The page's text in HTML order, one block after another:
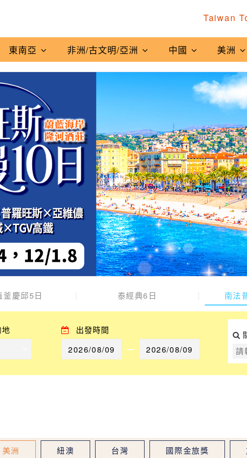
Taiwan
東南亞 非洲/古文明/亞洲 中國 美洲
釜慶邱5日 泰經典6日 南法
地 出發時間
美洲 紐澳 台灣 國際金旅獎